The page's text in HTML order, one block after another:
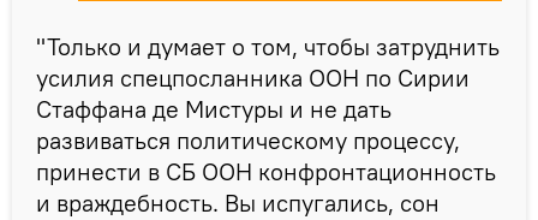
"Только и думает о том, чтобы затруднить
усилия спецпосланника ООН по Сирии
Стаффана де Мистуры и не дать
развиваться политическому процессу,
принести в СБ ООН конфронтационность
и враждебность. Вы испугались, сон